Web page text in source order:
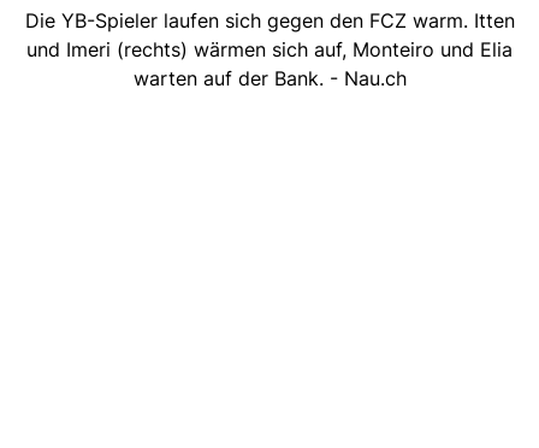
Die YB-Spieler laufen sich gegen den FCZ warm. Itten
und Imeri (rechts) wärmen sich auf, Monteiro und Elia
warten auf der Bank. - Nau.ch